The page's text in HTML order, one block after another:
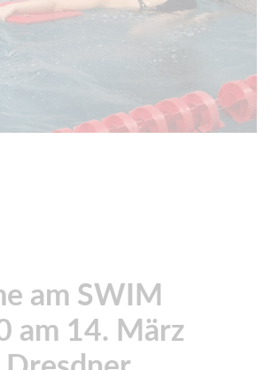
am SWIM
am 14. März